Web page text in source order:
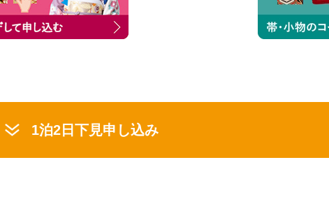
1泊2日下見申し込み